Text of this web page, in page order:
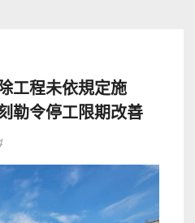
工程未依規定施
勒令停工限期改善